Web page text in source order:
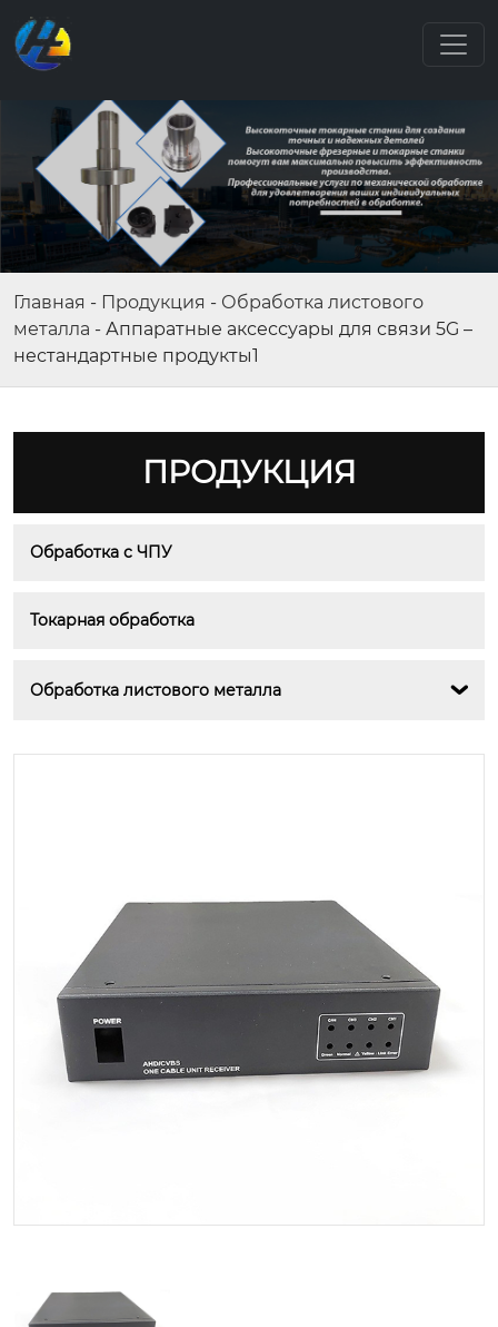
Главная - Продукция - Обработка листового
металла - Аппаратные аксессуары для связи 5G –
нестандартные продукты1
ПРОДУКЦИЯ
Обработка с ЧПУ
Токарная обработка
Обработка листового металла 